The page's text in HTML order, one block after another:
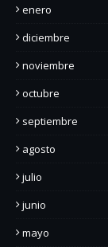
enero
diciembre
noviembre
octubre
septiembre
agosto
julio
junio
mayo